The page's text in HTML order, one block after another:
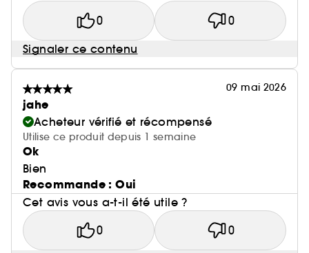
0 0
Signaler ce contenu
09 mai 2026
jahe
Acheteur vérifié et récompensé
Utilise ce produit depuis 1 semaine
Ok
Bien
Recommande : Oui
Cet avis vous a-t-il été utile ?
0 0